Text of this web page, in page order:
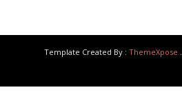
Template Created By : ThemeXpose